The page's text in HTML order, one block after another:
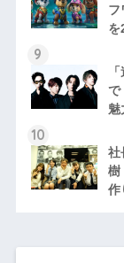
フ
を
で
魅
社
樹
作